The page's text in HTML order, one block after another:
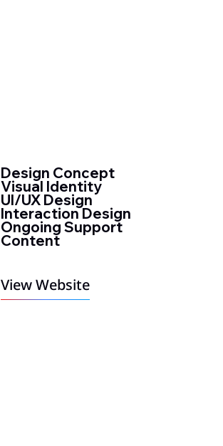
Design Concept
Visual Identity
UI/UX Design
Interaction Design
Ongoing Support
Content
View Website